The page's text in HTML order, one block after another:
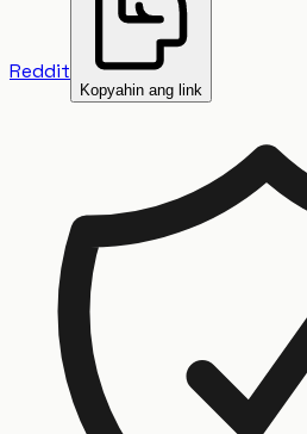
Reddit
Kopyahin ang link